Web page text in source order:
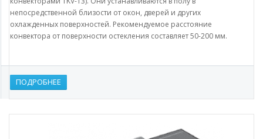
непосредственной близости от окон, дверей и других
охлажденных поверхностей. Рекомендуемое расстояние
конвектора от поверхности остекления составляет 50-200 мм.
ПОДРОБНЕЕ